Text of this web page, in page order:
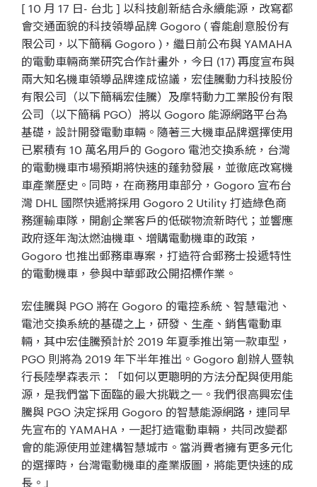
[ 10 月 17 日- 台北 ] 以科技創新結合永續能源，改寫都
會交通面貌的科技領導品牌 Gogoro ( 睿能創意股份有
限公司，以下簡稱 Gogoro )，繼日前公布與 YAMAHA
的電動車輛商業研究合作計畫外，今日 (17) 再度宣布與
兩大知名機車領導品牌達成協議，宏佳騰動力科技股份
有限公司（以下簡稱宏佳騰）及摩特動力工業股份有限
公司（以下簡稱 PGO）將以 Gogoro 能源網路平台為
基礎，設計開發電動車輛。隨著三大機車品牌選擇使用
已累積有 10 萬名用戶的 Gogoro 電池交換系統，台灣
的電動機車市場預期將快速的蓬勃發展，並徹底改寫機
車產業歷史。同時，在商務用車部分，Gogoro 宣布台
灣 DHL 國際快遞將採用 Gogoro 2 Utility 打造綠色商
務運輸車隊，開創企業客戶的低碳物流新時代；並響應
政府逐年淘汰燃油機車、增購電動機車的政策，
Gogoro 也推出郵務車專案，打造符合郵務士投遞特性
的電動機車，參與中華郵政公開招標作業。
宏佳騰與 PGO 將在 Gogoro 的電控系統、智慧電池、
電池交換系統的基礎之上，研發、生產、銷售電動車
輛，其中宏佳騰預計於 2019 年夏季推出第一款車型，
PGO 則將為 2019 年下半年推出。Gogoro 創辦人暨執
行長陸學森表示：「如何以更聰明的方法分配與使用能
源，是我們當下面臨的最大挑戰之一。我們很高興宏佳
騰與 PGO 決定採用 Gogoro 的智慧能源網路，連同早
先宣布的 YAMAHA，一起打造電動車輛，共同改變都
會的能源使用並建構智慧城市。當消費者擁有更多元化
的選擇時，台灣電動機車的產業版圖，將能更快速的成
長。」